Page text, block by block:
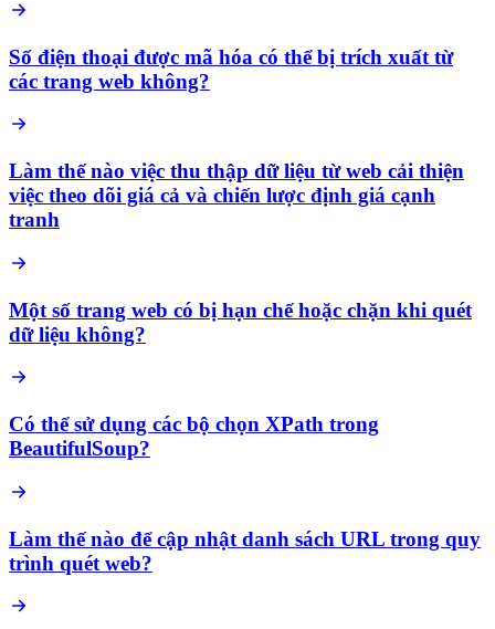
Số điện thoại được mã hóa có thể bị trích xuất từ
các trang web không?
Làm thế nào việc thu thập dữ liệu từ web cải thiện
việc theo dõi giá cả và chiến lược định giá cạnh
tranh
Một số trang web có bị hạn chế hoặc chặn khi quét
dữ liệu không?
Có thể sử dụng các bộ chọn XPath trong
BeautifulSoup?
Làm thế nào để cập nhật danh sách URL trong quy
trình quét web?